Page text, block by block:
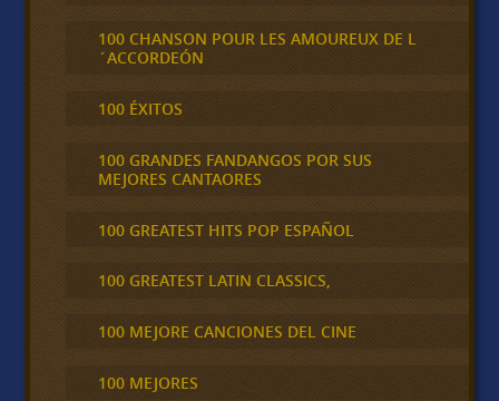
100 CHANSON POUR LES AMOUREUX DE L
´ACCORDEÓN
100 ÉXITOS
100 GRANDES FANDANGOS POR SUS
MEJORES CANTAORES
100 GREATEST HITS POP ESPAÑOL
100 GREATEST LATIN CLASSICS,
100 MEJORE CANCIONES DEL CINE
100 MEJORES